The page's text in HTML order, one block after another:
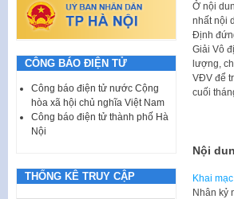
Ở nội
nhất nội
Định
Giải Vô
lượng,
VĐV để
cuối
Nội
Khai
Nhân kỷ
CÔNG BÁO ĐIỆN TỬ
Công báo điện tử nước Cộng
hòa xã hội chủ nghĩa Việt Nam
Công báo điện tử thành phố Hà
Nội
THỐNG KÊ TRUY CẬP